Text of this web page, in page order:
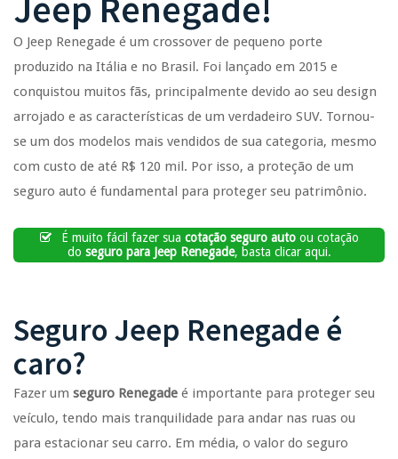
O Jeep Renegade é um crossover de pequeno porte
produzido na Itália e no Brasil. Foi lançado em 2015 e
conquistou muitos fãs, principalmente devido ao seu design
arrojado e as características de um verdadeiro SUV. Tornou-
se um dos modelos mais vendidos de sua categoria, mesmo
com custo de até R$ 120 mil. Por isso, a proteção de um
seguro auto é fundamental para proteger seu patrimônio.
É muito fácil fazer sua cotação seguro auto ou cotação
do seguro para Jeep Renegade, basta clicar aqui.
Seguro Jeep Renegade é
caro?
Fazer um seguro Renegade é importante para proteger seu
veículo, tendo mais tranquilidade para andar nas ruas ou
para estacionar seu carro. Em média, o valor do seguro